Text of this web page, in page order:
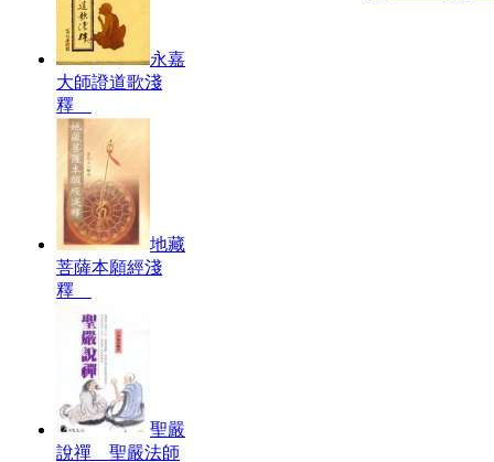
永嘉
大師證道歌淺
釋
地藏
菩薩本願經淺
釋
聖嚴
說禪 聖嚴法師